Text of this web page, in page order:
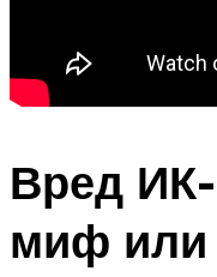
Вред
миф или